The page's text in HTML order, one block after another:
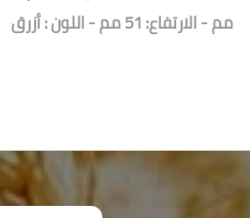
مم - الارتفاع: 51 مم - اللون : أزرق